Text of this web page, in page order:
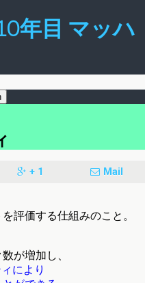
年目 マッハ
+ 1 Mail
評価する仕組みのこと。
が増加し、
により